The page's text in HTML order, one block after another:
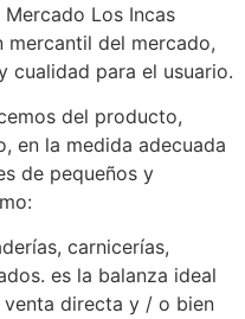
Los Incas
mercantil del mercado,
cualidad para el usuario.
del producto,
en la medida adecuada
de pequeños y
carnicerías,
es la balanza ideal
directa y / o bien